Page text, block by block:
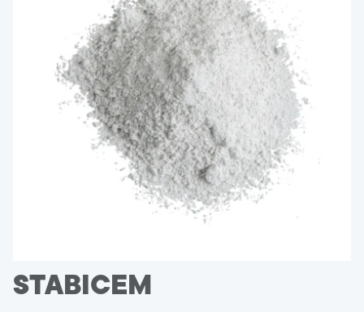
STABICEM